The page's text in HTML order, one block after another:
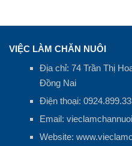
VIỆC LÀM CHĂN NUÔI
Địa chỉ: 74 Trần Thị
Đồng Nai
Điện thoại:
Email:
Website: